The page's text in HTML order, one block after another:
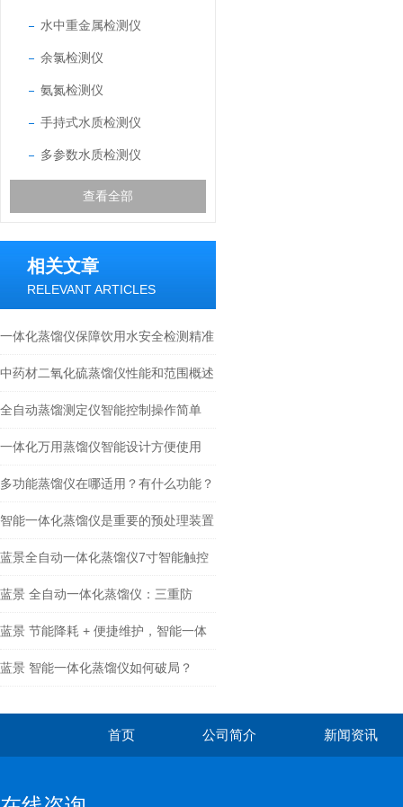
水中重金属检测仪
余氯检测仪
氨氮检测仪
手持式水质检测仪
多参数水质检测仪
查看全部
相关文章
RELEVANT ARTICLES
一体化蒸馏仪保障饮用水安全检测精准
性/蓝景科技
中药材二氧化硫蒸馏仪性能和范围概述
全自动蒸馏测定仪智能控制操作简单
一体化万用蒸馏仪智能设计方便使用
多功能蒸馏仪在哪适用？有什么功能？
智能一体化蒸馏仪是重要的预处理装置
蓝景全自动一体化蒸馏仪7寸智能触控
大屏，可视化操作
蓝景 全自动一体化蒸馏仪：三重防
护，铸就安全可靠的蒸馏堡垒
蓝景 节能降耗 + 便捷维护，智能一体
化蒸馏仪为实验室 “降本增效”
蓝景 智能一体化蒸馏仪如何破局？
首页 公司简介 新闻资讯